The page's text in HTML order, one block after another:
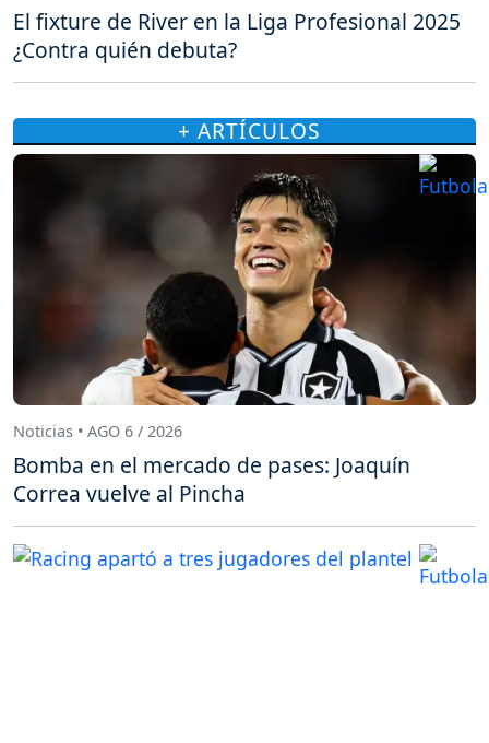
El fixture de River en la Liga Profesional 2025
¿Contra quién debuta?
+ ARTÍCULOS
Noticias • AGO 6 / 2026
Bomba en el mercado de pases: Joaquín
Correa vuelve al Pincha